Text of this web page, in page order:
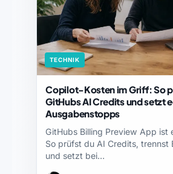
TECHNIK
Copilot-Kosten im Griff: So
GitHubs AI Credits und setzt
Ausgabenstopps
GitHubs Billing Preview App ist
So prüfst du AI Credits, trennst
und setzt bei…